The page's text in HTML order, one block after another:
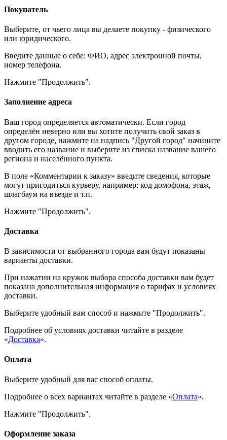
Покупатель
Выберите, от чьего лица вы делаете покупку - физического
или юридического.
Введите данные о себе: ФИО, адрес электронной почты,
номер телефона.
Нажмите "Продолжить".
Заполнение адреса
Ваш город определяется автоматически. Если город
определён неверно или вы хотите получить свой заказ в
другом городе, нажмите на надпись "Другой город" начините
вводить его название и выберите из списка название вашего
региона и населённого пункта.
В поле «Комментарии к заказу» введите сведения, которые
могут пригодиться курьеру, например: код домофона, этаж,
шлагбаум на въезде и т.п.
Нажмите "Продолжить".
Доставка
В зависимости от выбранного города вам будут показаны
варианты доставки.
При нажатии на кружок выбора способа доставки вам будет
показана дополнительная информация о тарифах и условиях
доставки.
Выберите удобный вам способ и нажмите "Продолжить".
Подробнее об условиях доставки читайте в разделе
«Доставка».
Оплата
Выберите удобный для вас способ оплаты.
Подробнее о всех вариантах читайте в разделе «Оплата».
Нажмите "Продолжить".
Оформление заказа